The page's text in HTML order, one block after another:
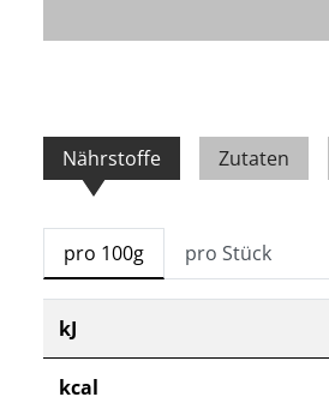
Nährstoffe Zutaten
pro 100g pro Stück
kJ
kcal